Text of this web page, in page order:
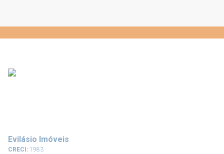
Evilásio Imóveis
CRECI: 1983